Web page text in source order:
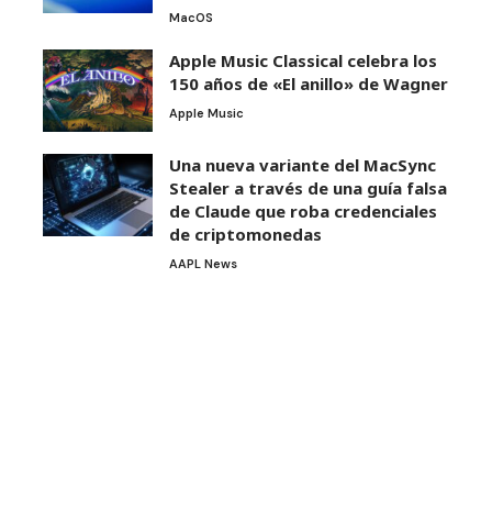
MacOS
Apple Music Classical celebra los
150 años de «El anillo» de Wagner
Apple Music
Una nueva variante del MacSync
Stealer a través de una guía falsa
de Claude que roba credenciales
de criptomonedas
AAPL News